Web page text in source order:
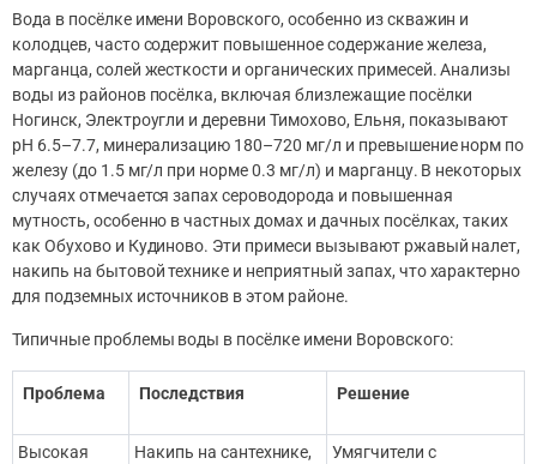
Вода в посёлке имени Воровского, особенно из скважин и
колодцев, часто содержит повышенное содержание железа,
марганца, солей жесткости и органических примесей. Анализы
воды из районов посёлка, включая близлежащие посёлки
Ногинск, Электроугли и деревни Тимохово, Ельня, показывают
pH 6.5–7.7, минерализацию 180–720 мг/л и превышение норм по
железу (до 1.5 мг/л при норме 0.3 мг/л) и марганцу. В некоторых
случаях отмечается запах сероводорода и повышенная
мутность, особенно в частных домах и дачных посёлках, таких
как Обухово и Кудиново. Эти примеси вызывают ржавый налет,
накипь на бытовой технике и неприятный запах, что характерно
для подземных источников в этом районе.
Типичные проблемы воды в посёлке имени Воровского:
Проблема Последствия Решение
Высокая
Накипь на сантехнике,
Умягчители с